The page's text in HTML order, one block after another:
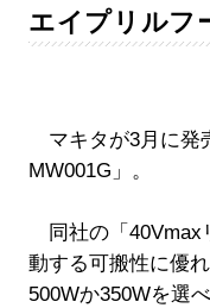
エイプリルフ
マキタが3月に発
MW001G」。
同社の「40Vmax
動する可搬性に優
500Wか350Wを選べ